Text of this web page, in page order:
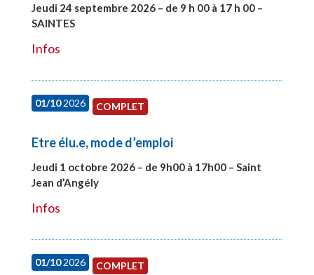
Jeudi 24 septembre 2026 – de 9 h 00 à 17 h 00 –
SAINTES
Infos
01/102026 COMPLET
Etre élu.e, mode d’emploi
Jeudi 1 octobre 2026 – de 9h00 à 17h00 – Saint
Jean d’Angély
Infos
01/102026 COMPLET